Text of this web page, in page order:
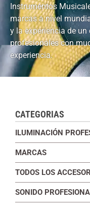
Instrumentos
marcas a nivel
y la experiencia de un
profesionales con
experiencia.
CATEGORIAS
ILUMINACIÓN
MARCAS
TODOS LOS
SONIDO